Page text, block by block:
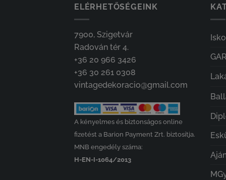
ELÉRHETŐSÉGEINK
7900, Szigetvár
Radován tér 4.
+36 20 966 3426
+36 30 261 0308
vintagedekoracio@gmail.com
A kényelmes és biztonságos online
fizetést a Barion Payment Zrt. biztosítja.
MNB engedély száma:
H-EN-I-1064/2013